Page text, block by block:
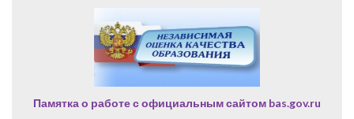
Памятка о работе с официальным сайтом bas.gov.ru